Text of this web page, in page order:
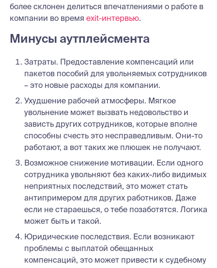
более склонен делиться впечатлениями о работе в
компании во время exit-интервью.
Минусы аутплейсмента
Затраты. Предоставление компенсаций или
пакетов пособий для увольняемых сотрудников
– это новые расходы для компании.
Ухудшение рабочей атмосферы. Мягкое
увольнение может вызвать недовольство и
зависть других сотрудников, которые вполне
способны счесть это несправедливым. Они-то
работают, а вот таких же плюшек не получают.
Возможное снижение мотивации. Если одного
сотрудника увольняют без каких-либо видимых
неприятных последствий, это может стать
антипримером для других работников. Даже
если не стараешься, о тебе позаботятся. Логика
может быть и такой.
Юридические последствия. Если возникают
проблемы с выплатой обещанных
компенсаций, это может привести к судебному